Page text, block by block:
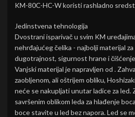
KM-80C-HC-W koristi rashladno
Jedinstvena tehnologija
Dvostrani isparivač u svim KM
nehrđajućeg čelika - najbolji materijal
dugotrajnost, sigurnost hrane i
Vanjski materijal je napravljen od .
zaobljenom, ali oštrijem obliku,
neće se nakupljati unutar ladice za led.
savršenim oblikom leda za hlađenje
boce stavite u led bez napora. Led se